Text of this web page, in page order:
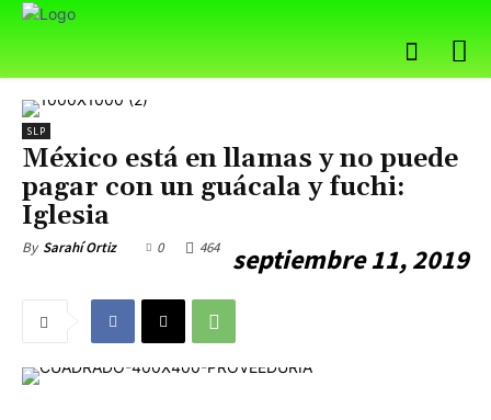
SLP
México está en llamas y no puede
pagar con un guácala y fuchi:
Iglesia
By Sarahí Ortiz septiembre 11, 2019
0 464